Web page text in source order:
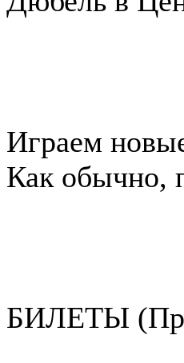
Играем
Как обычно,
БИЛЕТЫ